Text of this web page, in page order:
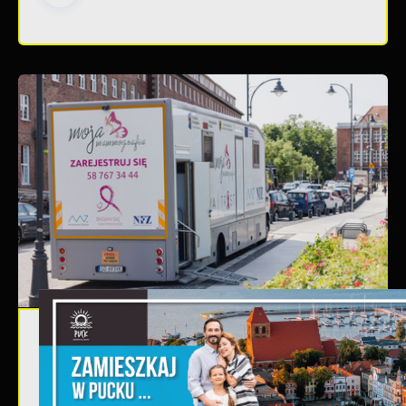
03 - 08 - 2026
Mammografia Puck 6.08.2026